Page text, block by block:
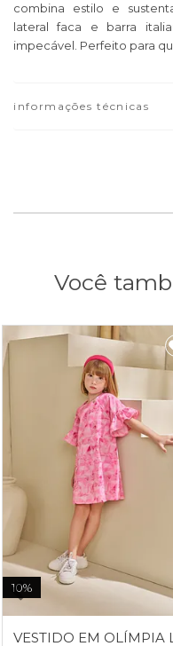
combina estilo e
lateral faca e barra
impecável. Perfeito para
informações técnicas
Você
10%
VESTIDO EM OLÍMPIA